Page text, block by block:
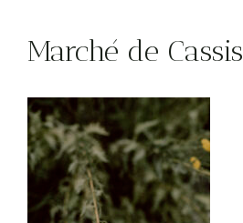
Marché de Cassis